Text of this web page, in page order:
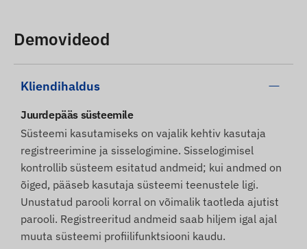
Demovideod
Kliendihaldus
Juurdepääs süsteemile
Süsteemi kasutamiseks on vajalik kehtiv kasutaja
registreerimine ja sisselogimine. Sisselogimisel
kontrollib süsteem esitatud andmeid; kui andmed on
õiged, pääseb kasutaja süsteemi teenustele ligi.
Unustatud parooli korral on võimalik taotleda ajutist
parooli. Registreeritud andmeid saab hiljem igal ajal
muuta süsteemi profiilifunktsiooni kaudu.